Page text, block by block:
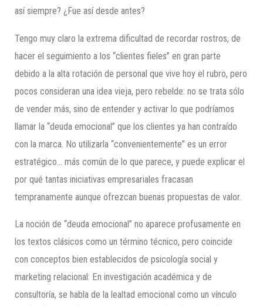
así siempre? ¿Fue así desde antes?
Tengo muy claro la extrema dificultad de recordar rostros, de
hacer el seguimiento a los “clientes fieles” en gran parte
debido a la alta rotación de personal que vive hoy el rubro, pero
pocos consideran una idea vieja, pero rebelde: no se trata sólo
de vender más, sino de entender y activar lo que podríamos
llamar la “deuda emocional” que los clientes ya han contraído
con la marca. No utilizarla “convenientemente” es un error
estratégico… más común de lo que parece, y puede explicar el
por qué tantas iniciativas empresariales fracasan
tempranamente aunque ofrezcan buenas propuestas de valor.
La noción de “deuda emocional” no aparece profusamente en
los textos clásicos como un término técnico, pero coincide
con conceptos bien establecidos de psicología social y
marketing relacional: En investigación académica y de
consultoría, se habla de la lealtad emocional como un vínculo